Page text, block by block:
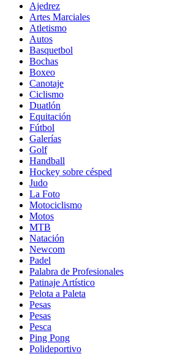
Ajedrez
Artes Marciales
Atletismo
Autos
Basquetbol
Bochas
Boxeo
Canotaje
Ciclismo
Duatlón
Equitación
Fútbol
Galerías
Golf
Handball
Hockey sobre césped
Judo
La Foto
Motociclismo
Motos
MTB
Natación
Newcom
Padel
Palabra de Profesionales
Patinaje Artístico
Pelota a Paleta
Pesas
Pesas
Pesca
Ping Pong
Polideportivo